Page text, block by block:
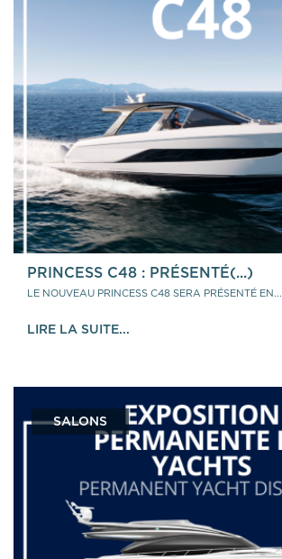
PRINCESS C48 : PRÉSENTÉ(...)
LE NOUVEAU PRINCESS C48 SERA PRÉSENTÉ EN...
LIRE LA SUITE...
SALONS